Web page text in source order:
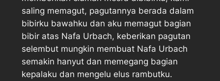
saling memagut, pagutannya berada dalam
bibirku bawahku dan aku memagut bagian
bibir atas Nafa Urbach, keberikan pagutan
selembut mungkin membuat Nafa Urbach
semakin hanyut dan memegang bagian
kepalaku dan mengelu elus rambutku.